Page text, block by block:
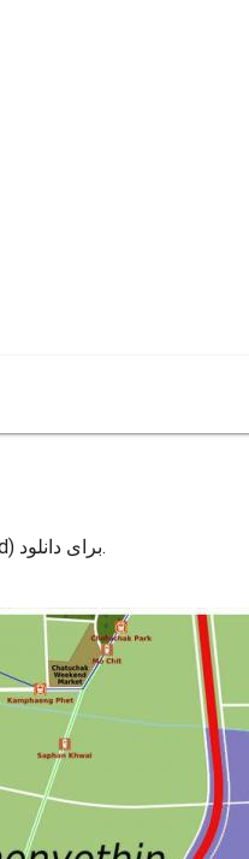
نقشه بانکوک و مناطق اطراف آن. بانکوک محله map (Thailand) برای چاپ. بانکوک محله map (Thailand) برای دانلود.